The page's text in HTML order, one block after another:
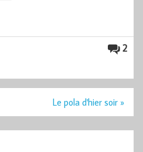
2
Le pola d'hier soir »